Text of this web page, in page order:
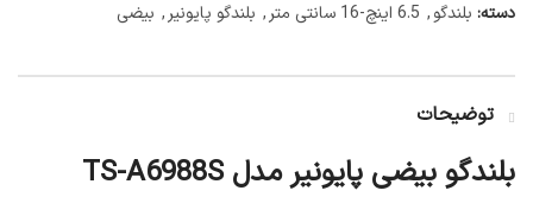
دسته: بلندگو, 6.5 اینچ-16 سانتی متر , بلندگو پایونیر, بیضی
توضیحات
بلندگو بیضی پایونیر مدل TS-A6988S